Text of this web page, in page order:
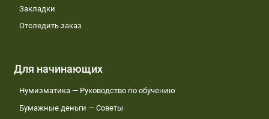
Закладки
Отследить заказ
Для начинающих
Нумизматика — Руководство по обучению
Бумажные деньги — Советы